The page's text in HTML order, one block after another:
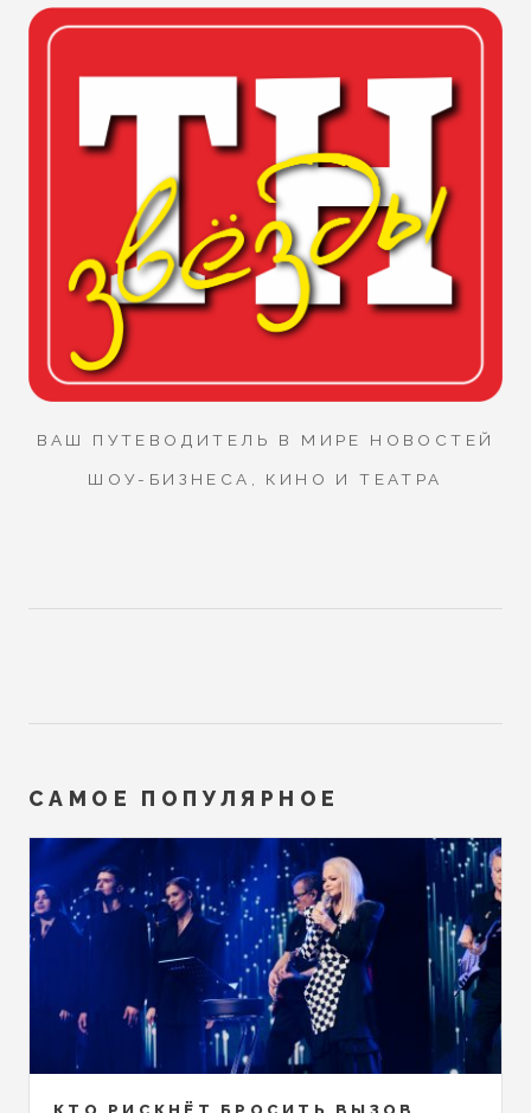
ВАШ ПУТЕВОДИТЕЛЬ В МИРЕ НОВОСТЕЙ
ШОУ-БИЗНЕСА, КИНО И ТЕАТРА
САМОЕ ПОПУЛЯРНОЕ